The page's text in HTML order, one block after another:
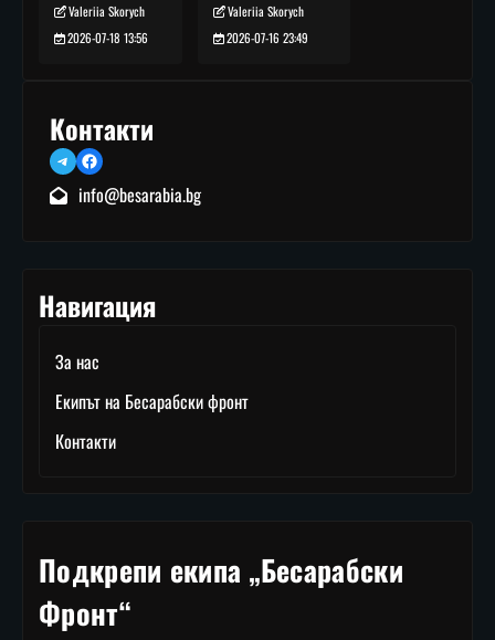
Valeriia Skorych
2026-07-18 13:56
Valeriia Skorych
2026-07-16 23:49
Контакти
TelegramFacebook
info@besarabia.bg
Навигация
За нас
Екипът на Бесарабски фронт
Контакти
Подкрепи екипа „Бесарабски
Фронт“